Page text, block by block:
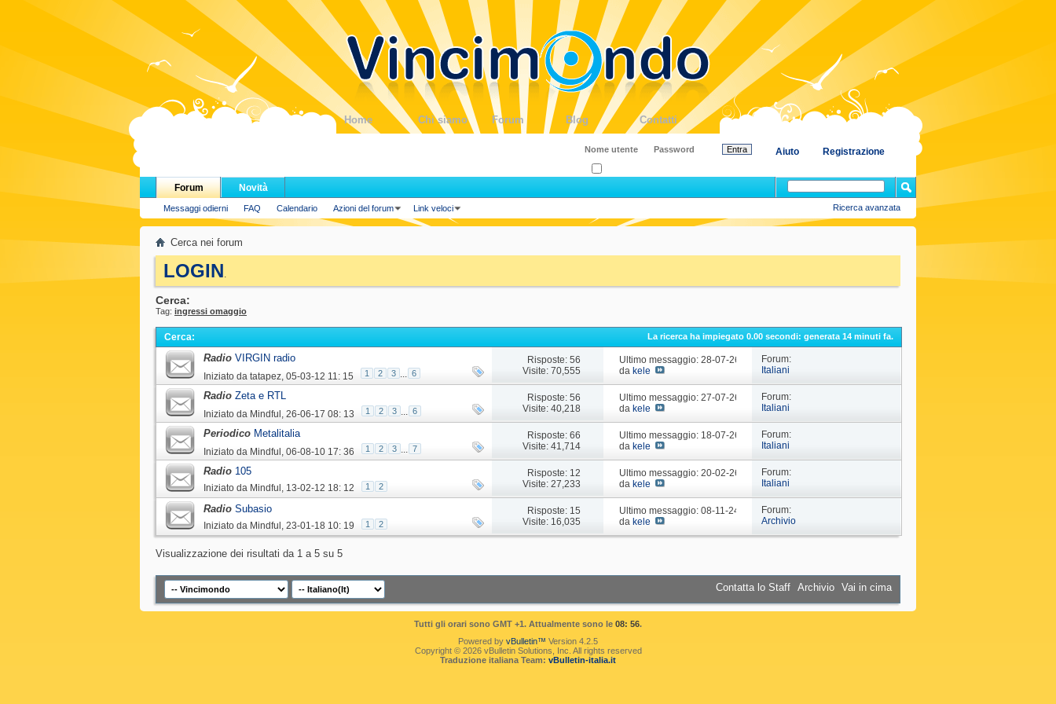
Home Chi siamo Forum Blog Contatti
Registrazione
Aiuto
Forum
Messaggi odierni FAQ Calendario Azioni del forum Link veloci
Novità
Ricerca avanzata
Cerca nei forum
LOGIN.
Cerca:
Tag: ingressi omaggio
Cerca: La ricerca ha impiegato 0.00 secondi: generata 14 minuti fa.
Radio VIRGIN radio
Iniziato da tatapez‎, 05-03-12 11: 15 1 2 3 ... 6
Risposte: 56
Visite: 70,555
Ultimo messaggio: 28-07-26
09: 02
da kele
Forum:
Italiani
Radio Zeta e RTL
Iniziato da Mindful ‎, 26-06-17 08: 13 1 2 3 ... 6
Risposte: 56
Visite: 40,218
Ultimo messaggio: 27-07-26
09: 23
da kele
Forum:
Italiani
Periodico Metalitalia
Iniziato da Mindful ‎, 06-08-10 17: 36 1 2 3 ... 7
Risposte: 66
Visite: 41,714
Ultimo messaggio: 18-07-26
17: 30
da kele
Forum:
Italiani
Radio 105
Iniziato da Mindful ‎, 13-02-12 18: 12 1 2
Risposte: 12
Visite: 27,233
Ultimo messaggio: 20-02-26
16: 21
da kele
Forum:
Italiani
Radio Subasio
Iniziato da Mindful ‎, 23-01-18 10: 19 1 2
Risposte: 15
Visite: 16,035
Ultimo messaggio: 08-11-24
09: 57
da kele
Forum:
Archivio
Visualizzazione dei risultati da 1 a 5 su 5
Contatta lo Staff Archivio Vai in cima
Tutti gli orari sono GMT +1. Attualmente sono le 08: 56.
Powered by vBulletin™ Version 4.2.5
Copyright © 2026 vBulletin Solutions, Inc. All rights reserved
Traduzione italiana Team: vBulletin-italia.it